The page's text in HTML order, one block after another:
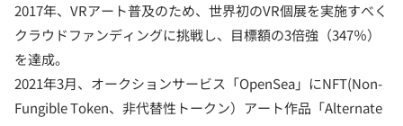
2017年、VRアート普及のため、世界初のVR個展を実施すべく
クラウドファンディングに挑戦し、目標額の3倍強（347％）
を達成。
2021年3月、オークションサービス「OpenSea」にNFT(Non-
Fungible Token、非代替性トークン）アート作品「Alternate